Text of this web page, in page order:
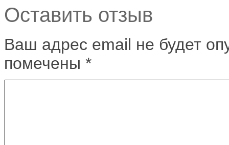
Оставить отзыв
Ваш адрес email не будет
помечены *